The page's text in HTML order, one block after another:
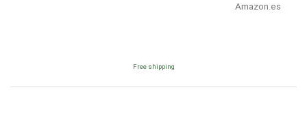
Amazon.es
Free shipping